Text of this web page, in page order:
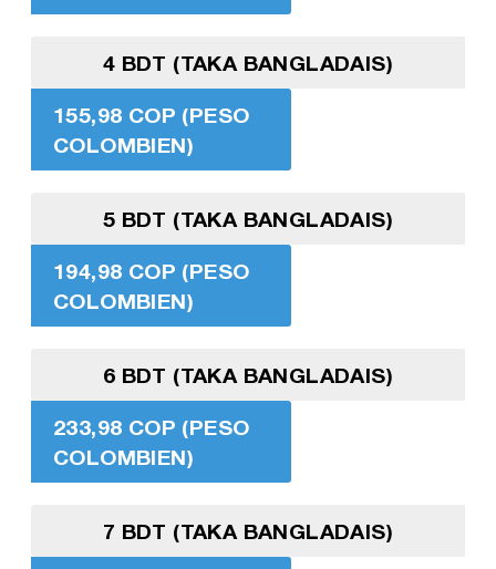
4 BDT (TAKA BANGLADAIS)
155,98 COP (PESO
COLOMBIEN)
5 BDT (TAKA BANGLADAIS)
194,98 COP (PESO
COLOMBIEN)
6 BDT (TAKA BANGLADAIS)
233,98 COP (PESO
COLOMBIEN)
7 BDT (TAKA BANGLADAIS)